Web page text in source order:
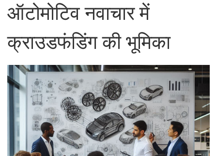
ऑटोमोटिव नवाचार में
क्राउडफंडिंग की भूमिका